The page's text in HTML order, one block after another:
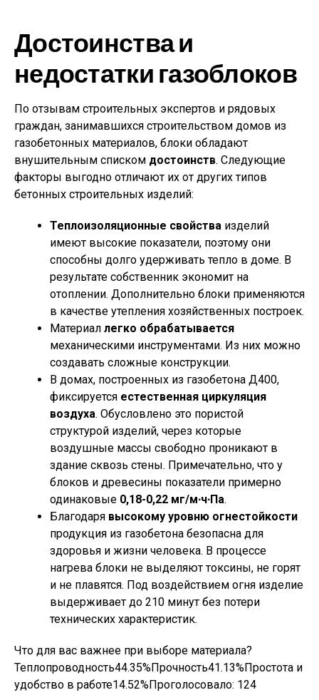
Достоинства и
недостатки газоблоков
По отзывам строительных экспертов и рядовых
граждан, занимавшихся строительством домов из
газобетонных материалов, блоки обладают
внушительным списком достоинств. Следующие
факторы выгодно отличают их от других типов
бетонных строительных изделий:
Теплоизоляционные свойства изделий
имеют высокие показатели, поэтому они
способны долго удерживать тепло в доме. В
результате собственник экономит на
отоплении. Дополнительно блоки применяются
в качестве утепления хозяйственных построек.
Материал легко обрабатывается
механическими инструментами. Из них можно
создавать сложные конструкции.
В домах, построенных из газобетона Д400,
фиксируется естественная циркуляция
воздуха. Обусловлено это пористой
структурой изделий, через которые
воздушные массы свободно проникают в
здание сквозь стены. Примечательно, что у
блоков и древесины показатели примерно
одинаковые 0,18-0,22 мг/м∙ч∙Па.
Благодаря высокому уровню огнестойкости
продукция из газобетона безопасна для
здоровья и жизни человека. В процессе
нагрева блоки не выделяют токсины, не горят
и не плавятся. Под воздействием огня изделие
выдерживает до 210 минут без потери
технических характеристик.
Что для вас важнее при выборе материала?
Теплопроводность44.35%Прочность41.13%Простота и
удобство в работе14.52%Проголосовало: 124